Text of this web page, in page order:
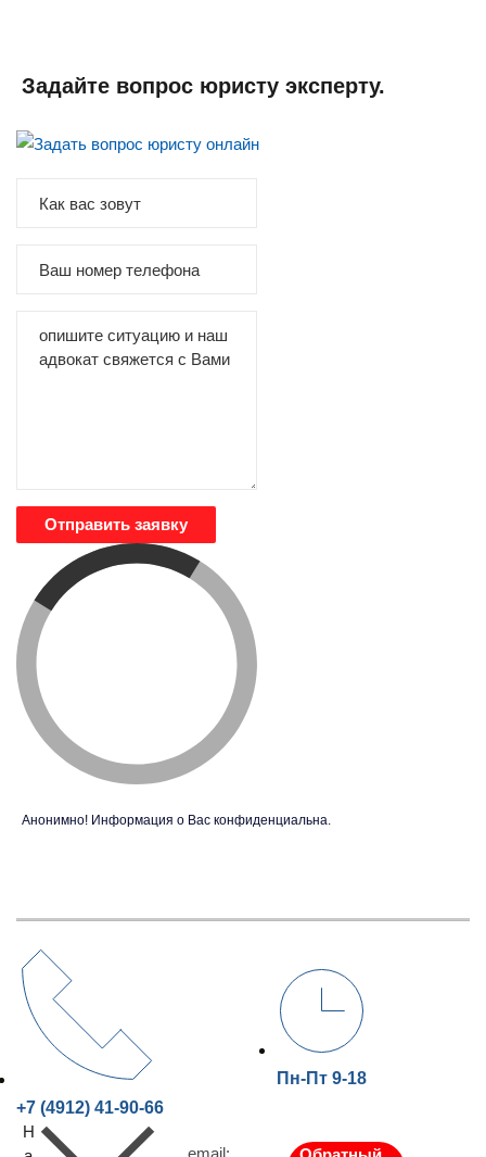
Задайте вопрос юристу эксперту.
Отправить заявку
Анонимно! Информация о Вас конфиденциальна.
+7 (4912) 41-90-66
Пн-Пт 9-18
Н
email: